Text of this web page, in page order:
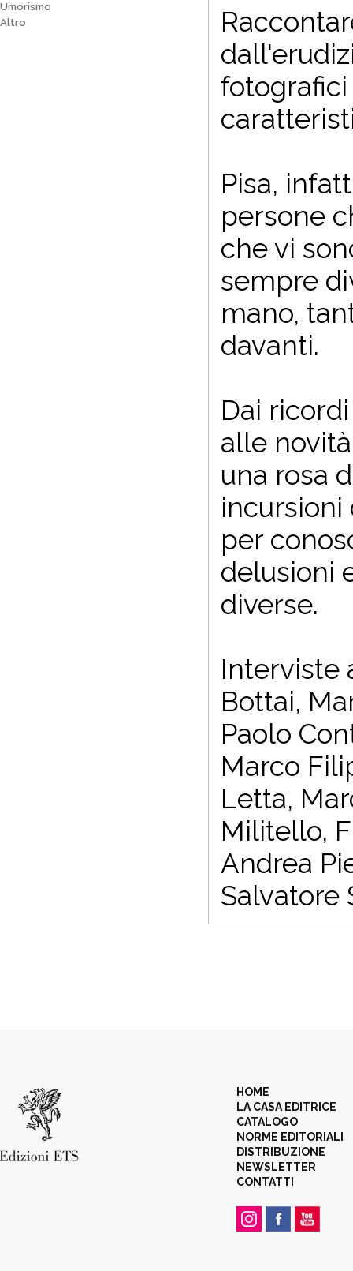
Umorismo
Altro
Pisa,
persone
che vi
sempre
mano,
davanti.
Dai
alle
una rosa
incursioni
per
delusioni
diverse.
Interviste
Bottai,
Paolo
Marco
Letta,
Militello,
Andrea
Salvatore
HOME
LA CASA EDITRICE
CATALOGO
NORME EDITORIALI
DISTRIBUZIONE
NEWSLETTER
CONTATTI